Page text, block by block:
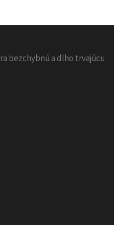
bezchybnú a dlho trvajúcu